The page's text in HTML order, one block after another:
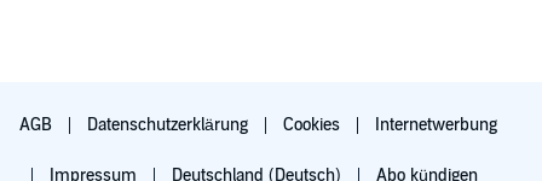
AGB Datenschutzerklärung Cookies Internetwerbung
Impressum Deutschland (Deutsch) Abo kündigen